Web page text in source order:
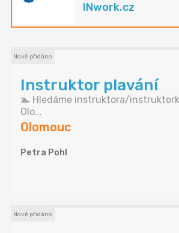
INwork.cz
Nově přidáno
Instruktor plavání
🏊 Hledáme instruktora/
Olo...
Olomouc
Petra Pohl
Nově přidáno